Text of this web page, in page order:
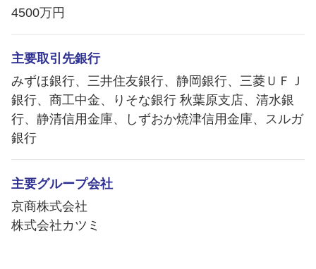
4500万円
主要取引先銀行
みずほ銀行、三井住友銀行、静岡銀行、三菱ＵＦＪ
銀行、商工中金、りそな銀行 秋葉原支店、清水銀
行、静清信用金庫、しずおか焼津信用金庫、スルガ
銀行
主要グループ会社
京商株式会社
株式会社カツミ